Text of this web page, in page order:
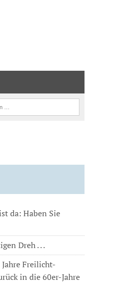
da: Haben Sie
Dreh . . .
Freilicht-
in die 60er-Jahre